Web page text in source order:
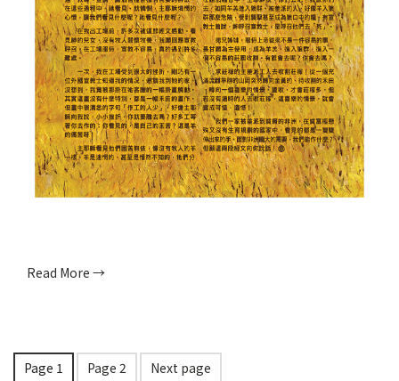
Read More →
Page 1 Page 2 Next page